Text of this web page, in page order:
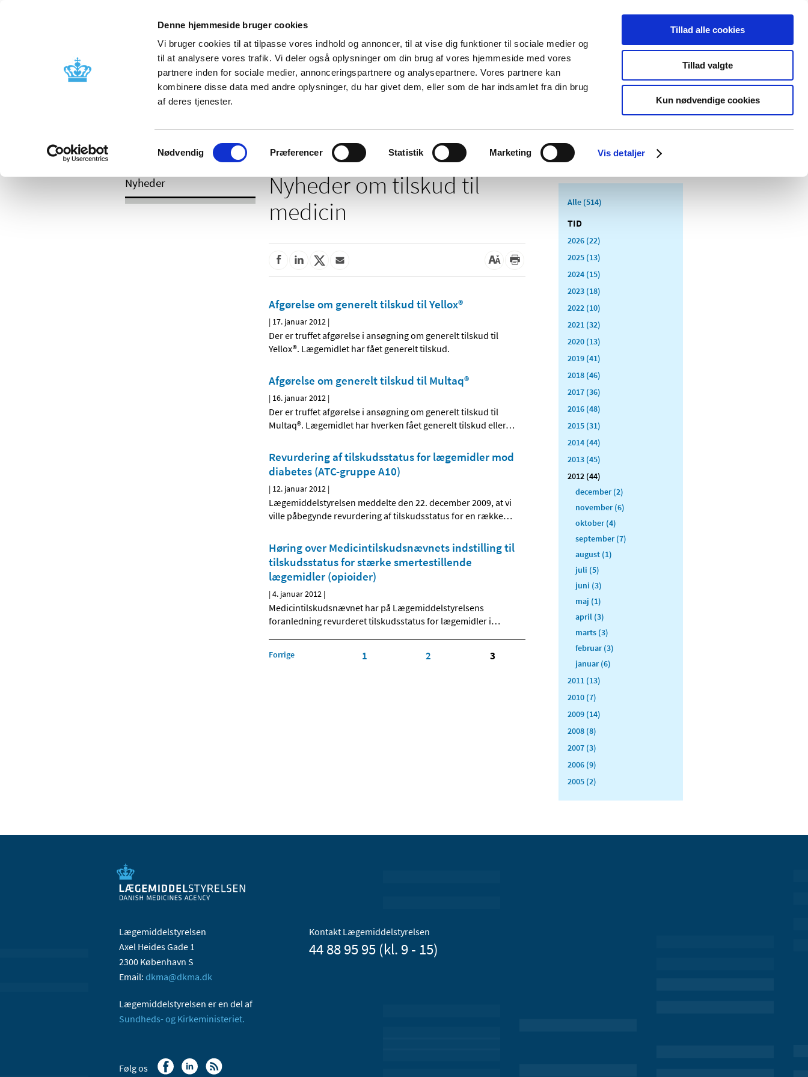
Denne hjemmeside bruger cookies
Vi bruger cookies til at tilpasse vores indhold og annoncer, til at vise dig funktioner til sociale medier og
til at analysere vores trafik. Vi deler også oplysninger om din brug af vores hjemmeside med vores
partnere inden for sociale medier, annonceringspartnere og analysepartnere. Vores partnere kan
kombinere disse data med andre oplysninger, du har givet dem, eller som de har indsamlet fra din brug
af deres tjenester.
Samtykkevalg
Nødvendig Præferencer Statistik Marketing Vis detaljer
Tillad alle cookies
Tillad valgte
Kun nødvendige cookies
Nyheder Om os Kontakt Udgivelser
Godkendelse og
Bivirkninger og
produktinformation
Tilskud og
Apoteker og salg af
Medicinsk
Særlige
produktområder
/ Kategori / Nyheder om Tilskud og priser Tilskud til medicin
Nyheder
Nyheder om tilskud til
medicin
Afgørelse om generelt tilskud til Yellox®
| 17. januar 2012 |
Der er truffet afgørelse i ansøgning om generelt tilskud til
Yellox®. Lægemidlet har fået generelt tilskud.
Afgørelse om generelt tilskud til Multaq®
| 16. januar 2012 |
Der er truffet afgørelse i ansøgning om generelt tilskud til
Multaq®. Lægemidlet har hverken fået generelt tilskud eller…
Revurdering af tilskudsstatus for lægemidler mod
diabetes (ATC-gruppe A10)
| 12. januar 2012 |
Lægemiddelstyrelsen meddelte den 22. december 2009, at vi
ville påbegynde revurdering af tilskudsstatus for en række…
Høring over Medicintilskudsnævnets indstilling til
tilskudsstatus for stærke smertestillende
lægemidler (opioider)
|4. januar 2012 |
Medicintilskudsnævnet har på Lægemiddelstyrelsens
foranledning revurderet tilskudsstatus for lægemidler i…
Forrige 1 2 3
Alle (514)
TID
2026 (22)
2025 (13)
2024 (15)
2023 (18)
2022 (10)
2021 (32)
2020 (13)
2019 (41)
2018 (46)
2017 (36)
2016 (48)
2015 (31)
2014 (44)
2013 (45)
2012 (44)
december (2)
november (6)
oktober (4)
september (7)
august (1)
juli (5)
juni (3)
maj (1)
april (3)
marts (3)
februar (3)
januar (6)
2011 (13)
2010 (7)
2009 (14)
2008 (8)
2007 (3)
2006 (9)
2005 (2)
Lægemiddelstyrelsen
Axel Heides Gade 1
2300 København S
Email: dkma@dkma.dk
Lægemiddelstyrelsen er en del af
Sundheds- og Kirkeministeriet.
Kontakt Lægemiddelstyrelsen
44 88 95 95 (kl. 9 - 15)
Følg os